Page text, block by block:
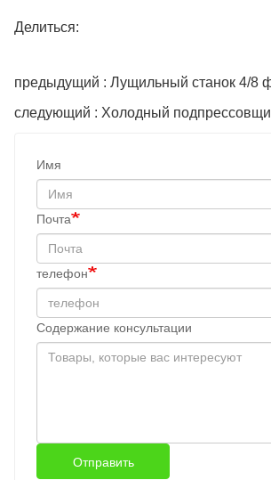
Делиться:
предыдущий : Лущильный станок 4/8
следующий : Холодный
Имя
Почта
телефон
Содержание консультации
Отправить